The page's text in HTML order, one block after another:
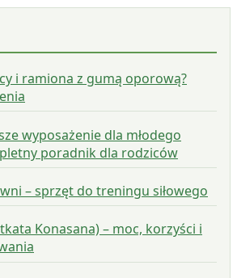
i ramiona z gumą oporową?
wyposażenie dla młodego
poradnik dla rodziców
– sprzęt do treningu siłowego
Konasana) – moc, korzyści i